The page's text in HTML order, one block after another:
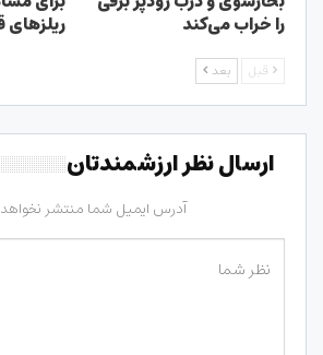
را خراب می‌کند
قبل بعد
ارسال نظر ارزشمندتان
آدرس ایمیل شما منتشر